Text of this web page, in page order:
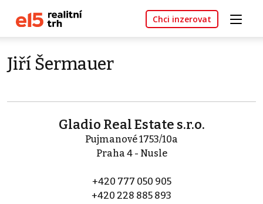
Chci inzerovat
Jiří Šermauer
Gladio Real Estate s.r.o.
Pujmanové 1753/10a
Praha 4 - Nusle
+420 777 050 905
+420 228 885 893